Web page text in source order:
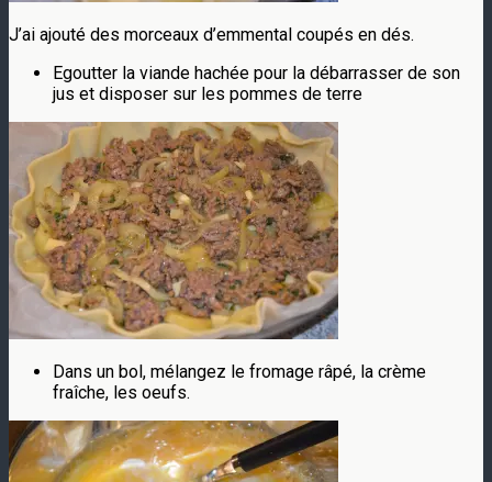
J’ai ajouté des morceaux d’emmental coupés en dés.
Egoutter la viande hachée pour la débarrasser de son
jus et disposer sur les pommes de terre
Dans un bol, mélangez le fromage râpé, la crème
fraîche, les oeufs.